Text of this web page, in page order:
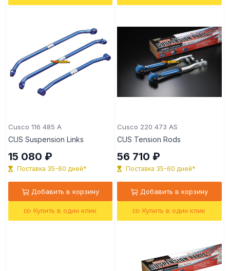
Cusco 116 485 A
CUS Suspension Links
15 080 ₽
Поставка 35-60 дней*
Добавить в корзину
Купить в один клик
Cusco 220 473 AS
CUS Tension Rods
56 710 ₽
Поставка 35-60 дней*
Добавить в корзину
Купить в один клик